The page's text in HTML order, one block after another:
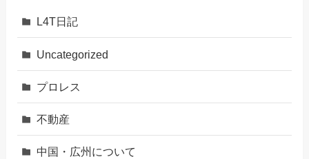
L4T日記
Uncategorized
プロレス
不動産
中国・広州について